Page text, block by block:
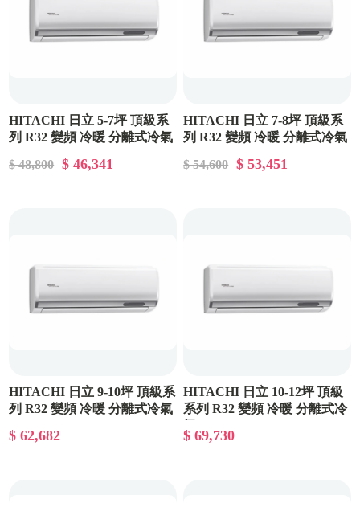
HITACHI 日立 5-7坪 頂級系
列 R32 變頻 冷暖 分離式冷氣
$ 48,800
$ 46,341
HITACHI 日立 7-8坪 頂級系
列 R32 變頻 冷暖 分離式冷氣
$ 54,600
$ 53,451
HITACHI 日立 9-10坪 頂級系
列 R32 變頻 冷暖 分離式冷氣
$ 62,682
HITACHI 日立 10-12坪 頂級
系列 R32 變頻 冷暖 分離式冷
$ 69,730